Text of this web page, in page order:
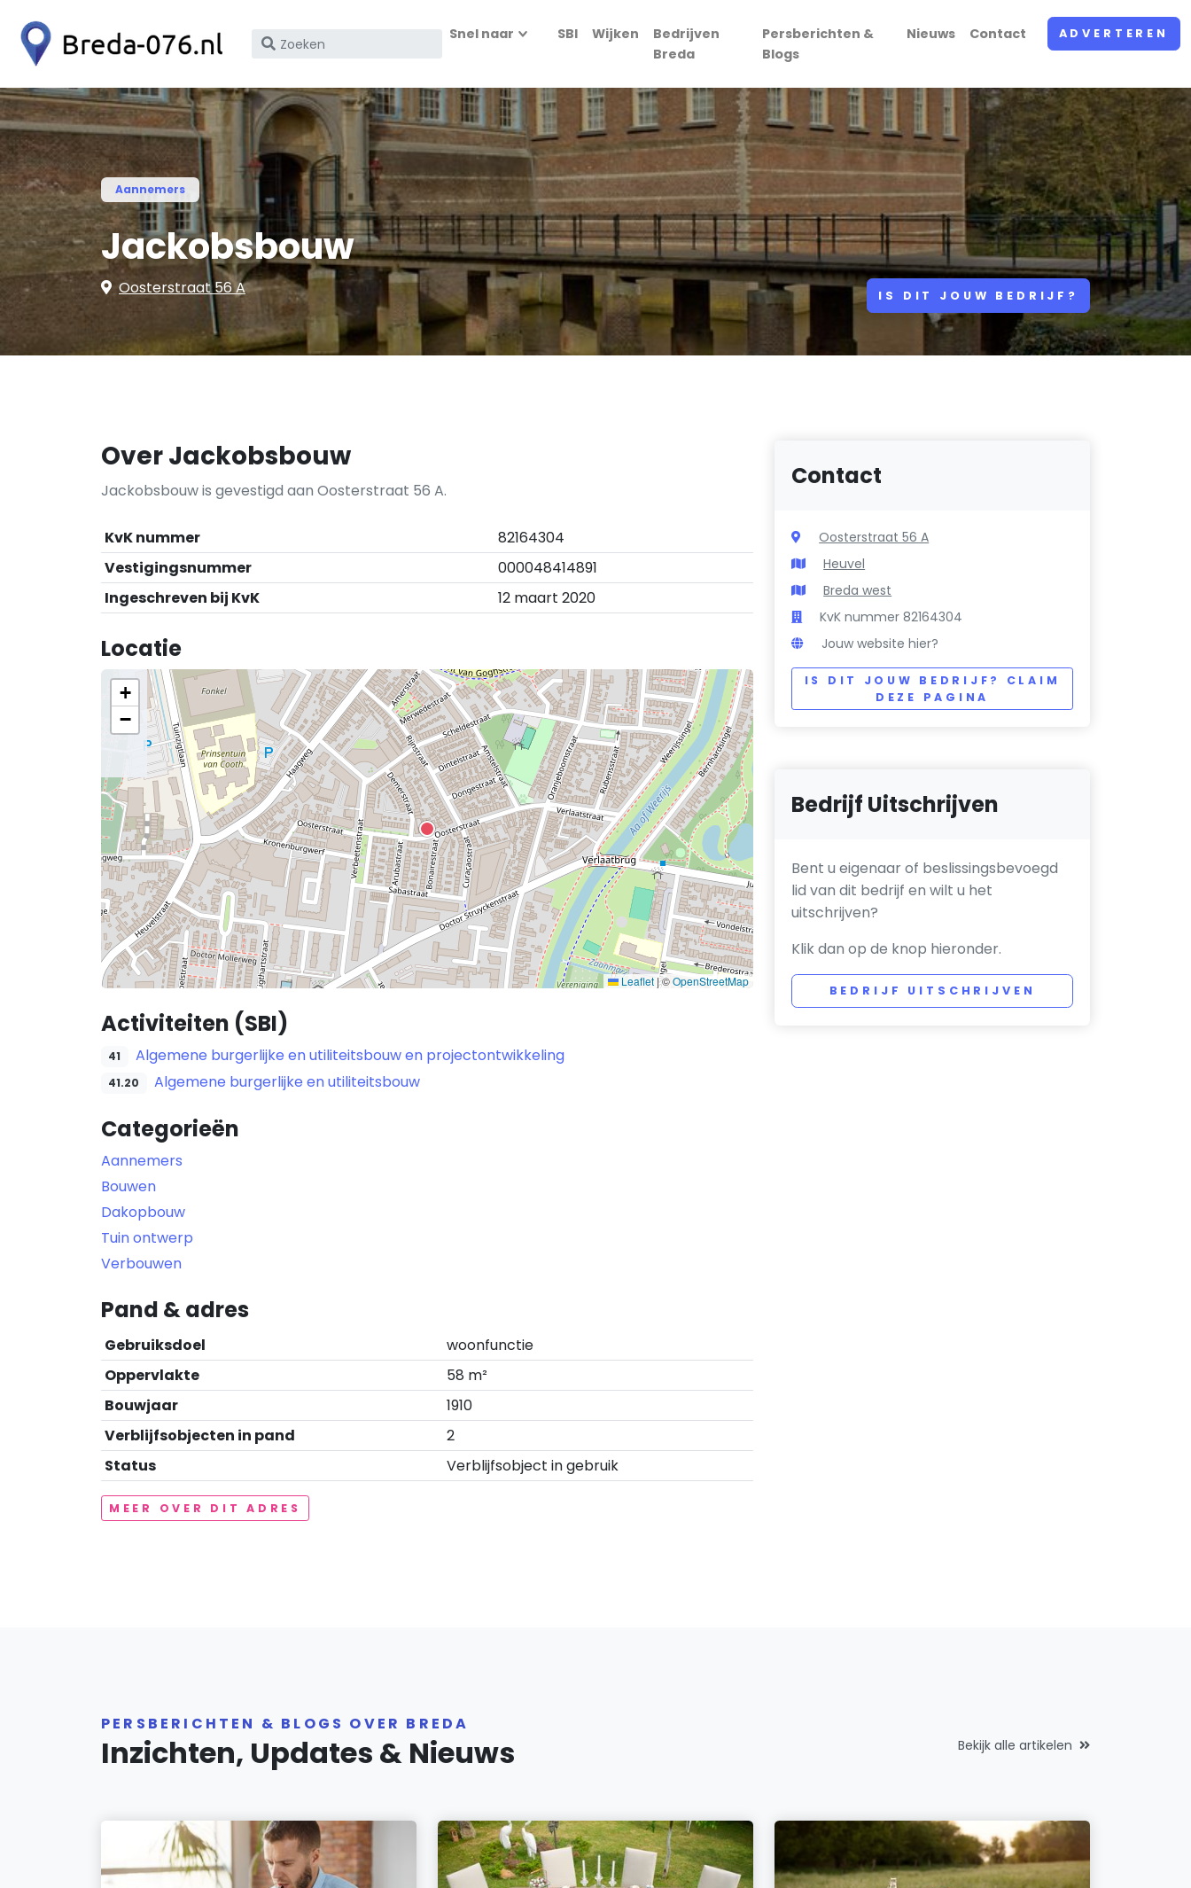
Zoek
bedrijfsnaam
of
KvK
nummer
Snel naar SBI Wijken
Bedrijven
Breda
Persberichten &
Blogs
Nieuws Contact ADVERTEREN
Aannemers
Jackobsbouw
Oosterstraat 56 A IS DIT JOUW BEDRIJF?
Over Jackobsbouw
Jackobsbouw is gevestigd aan Oosterstraat 56 A.
KvK nummer
82164304
Vestigingsnummer
000048414891
Ingeschreven bij KvK
12 maart 2020
Locatie
+
−
Leaflet |©OpenStreetMap
Activiteiten (SBI)
41 Algemene burgerlijke en utiliteitsbouw en projectontwikkeling
41.20 Algemene burgerlijke en utiliteitsbouw
Categorieën
Aannemers
Bouwen
Dakopbouw
Tuin ontwerp
Verbouwen
Pand & adres
Gebruiksdoel
woonfunctie
Oppervlakte
58 m²
Bouwjaar
1910
Verblijfsobjecten in pand
2
Status
Verblijfsobject in gebruik
MEER OVER DIT ADRES
Contact
Oosterstraat 56 A
Heuvel
Breda west
KvK nummer 82164304
Jouw website hier?
IS DIT JOUW BEDRIJF? CLAIM
DEZE PAGINA
Bedrijf Uitschrijven
Bent u eigenaar of beslissingsbevoegd
lid van dit bedrijf en wilt u het
uitschrijven?
Klik dan op de knop hieronder.
BEDRIJF UITSCHRIJVEN
PERSBERICHTEN & BLOGS OVER BREDA
Inzichten, Updates & Nieuws Bekijk alle artikelen